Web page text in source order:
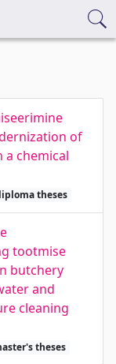
of
chemical
theses
tootmise
butchery
and
cleaning
theses